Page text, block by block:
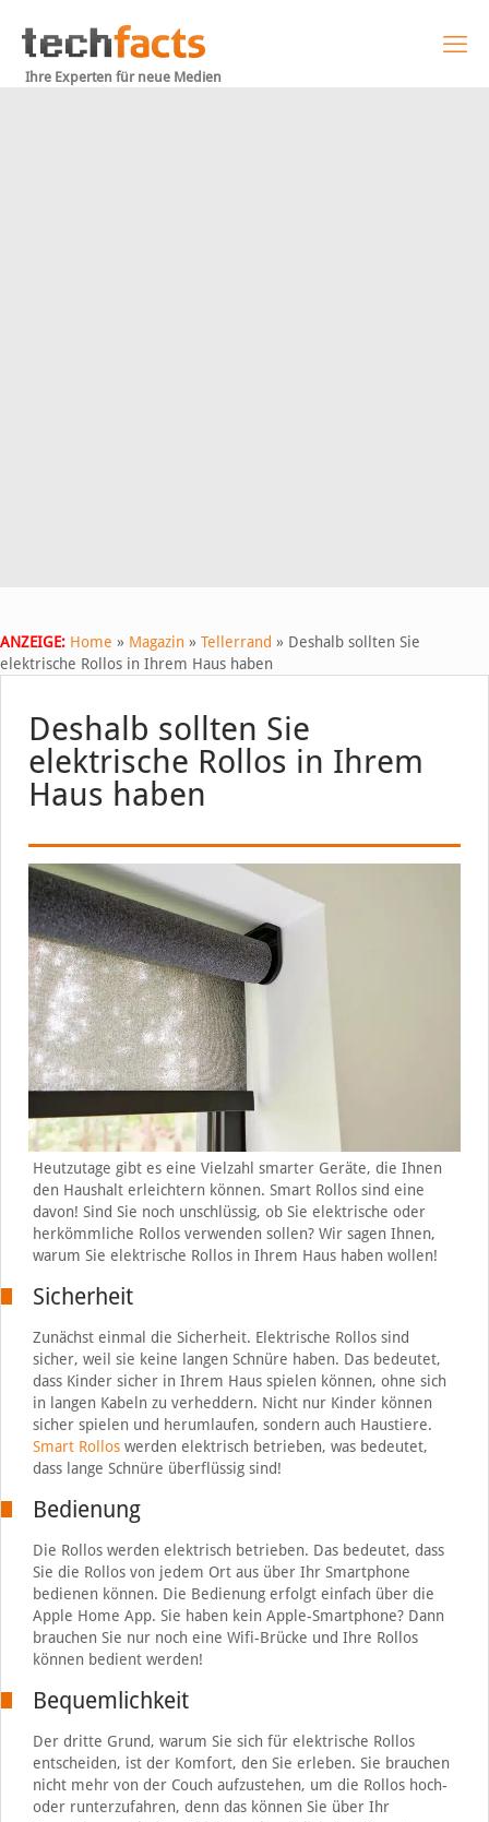
Ihre Experten für neue Medien
ANZEIGE: Home » Magazin » Tellerrand » Deshalb sollten Sie
elektrische Rollos in Ihrem Haus haben
Deshalb sollten Sie
elektrische Rollos in Ihrem
Haus haben
Heutzutage gibt es eine Vielzahl smarter Geräte, die Ihnen
den Haushalt erleichtern können. Smart Rollos sind eine
davon! Sind Sie noch unschlüssig, ob Sie elektrische oder
herkömmliche Rollos verwenden sollen? Wir sagen Ihnen,
warum Sie elektrische Rollos in Ihrem Haus haben wollen!
Sicherheit
Zunächst einmal die Sicherheit. Elektrische Rollos sind
sicher, weil sie keine langen Schnüre haben. Das bedeutet,
dass Kinder sicher in Ihrem Haus spielen können, ohne sich
in langen Kabeln zu verheddern. Nicht nur Kinder können
sicher spielen und herumlaufen, sondern auch Haustiere.
Smart Rolloswerden elektrisch betrieben, was bedeutet,
dass lange Schnüre überflüssig sind!
Bedienung
Die Rollos werden elektrisch betrieben. Das bedeutet, dass
Sie die Rollos von jedem Ort aus über Ihr Smartphone
bedienen können. Die Bedienung erfolgt einfach über die
Apple Home App. Sie haben kein Apple-Smartphone? Dann
brauchen Sie nur noch eine Wifi-Brücke und Ihre Rollos
können bedient werden!
Bequemlichkeit
Der dritte Grund, warum Sie sich für elektrische Rollos
entscheiden, ist der Komfort, den Sie erleben. Sie brauchen
nicht mehr von der Couch aufzustehen, um die Rollos hoch-
oder runterzufahren, denn das können Sie über Ihr